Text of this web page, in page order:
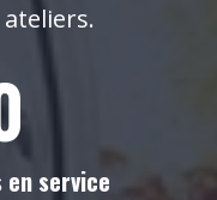
service